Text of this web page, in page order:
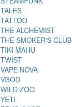
TALES
TATTOO
THE ALCHEMIST
THE SMOKER'S CLUB
TIKI MAHU
TWIST
VAPE NOVA
VGOD
WILD ZOO
YETI